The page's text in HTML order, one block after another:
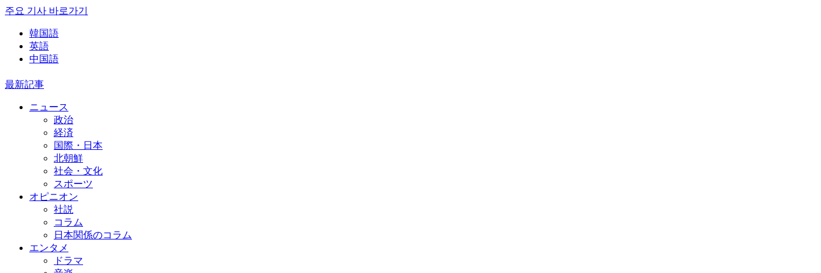
주요 기사 바로가기
韓国語
英語
中国語
最新記事
ニュース
政治
経済
国際・日本
北朝鮮
社会・文化
スポーツ
オピニオン
社説
コラム
日本関係のコラム
エンタメ
ドラマ